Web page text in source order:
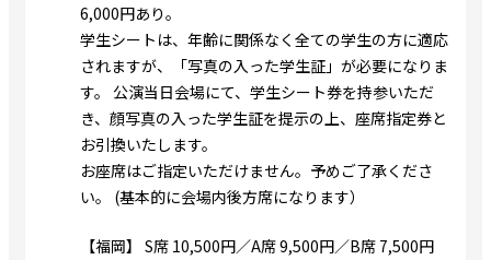
6,000円あり。
学生シートは、年齢に関係なく全ての学生の方に適応
されますが、「写真の入った学生証」が必要になりま
す。 公演当日会場にて、学生シート券を持参いただ
き、顔写真の入った学生証を提示の上、座席指定券と
お引換いたします。
お座席はご指定いただけません。予めご了承くださ
い。 (基本的に会場内後方席になります）
【福岡】 S席 10,500円／A席 9,500円／B席 7,500円